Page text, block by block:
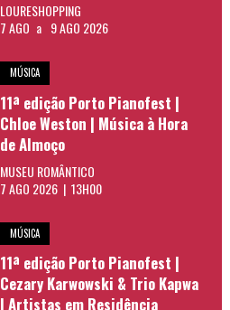
LOURESHOPPING
7 AGO a 9 AGO 2026
MÚSICA
11ª edição Porto Pianofest |
Chloe Weston | Música à Hora
de Almoço
MUSEU ROMÂNTICO
7 AGO 2026 | 13H00
MÚSICA
11ª edição Porto Pianofest |
Cezary Karwowski & Trio Kapwa
| Artistas em Residência